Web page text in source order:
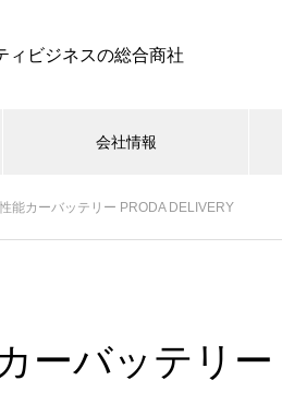
ィビジネスの総合商社
会社情報
連 自動車電子機器
能カーバッテリー PRODA DELIVERY
ーバッテリー
り De 快適空間」